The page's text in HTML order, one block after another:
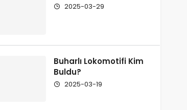
2025-03-29
Buharlı Lokomotifi Kim
Buldu?
2025-03-19